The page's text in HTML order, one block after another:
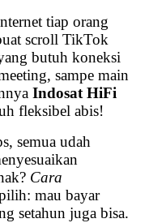
tiap orang
scroll TikTok
butuh koneksi
sampe main
Indosat HiFi
fleksibel abis!
semua udah
Cara
mau bayar
setahun juga bisa.